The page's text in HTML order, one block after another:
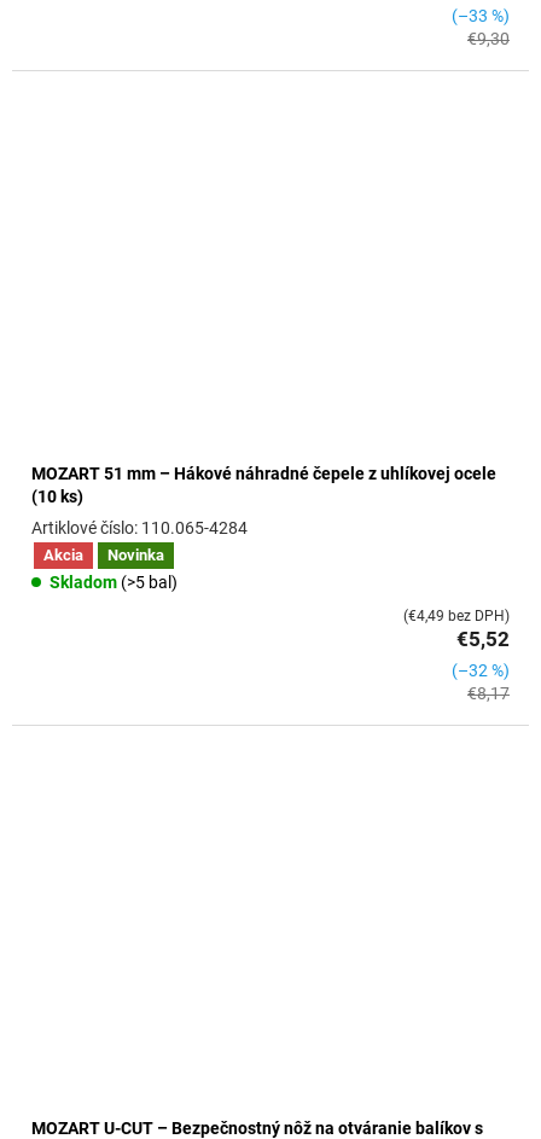
€9,30
(–33 %)
MOZART 51 mm – Hákové náhradné čepele z uhlíkovej ocele
(10 ks)
Akcia Novinka
Skladom (>5 bal)
110.065-4284
€8,17
(–32 %)
€5,52
(€4,49 bez DPH)
MOZART U-CUT – Bezpečnostný nôž na otváranie balíkov s